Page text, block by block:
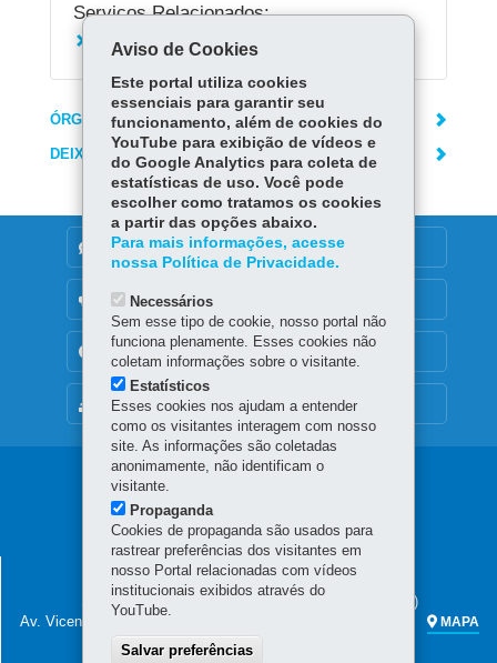
Serviços Relacionados:
Cadastrar usuário da Escola de Gestão
ÓRGÃO RESPONSÁVEL
DEIXE SUA OPINIÃO
MAPA DO SITE
DENUNCIE CORRUPÇÃO
OUVIDORIA
TRANSPARÊNCIA INSTITUCIONAL
Navegação
principal
SECRETARIA DA FAZENDA
Sede administrativa (não há atendimento ao público)
Av. Vicente Machado, 445 - Centro
MAPA
Aviso de Cookies
Este portal utiliza cookies
essenciais para garantir seu
funcionamento, além de cookies do
YouTube para exibição de vídeos e
do Google Analytics para coleta de
estatísticas de uso. Você pode
escolher como tratamos os cookies
a partir das opções abaixo.
Para mais informações, acesse
nossa Política de Privacidade.
Necessários
Sem esse tipo de cookie, nosso portal não
funciona plenamente. Esses cookies não
coletam informações sobre o visitante.
Estatísticos
Esses cookies nos ajudam a entender
como os visitantes interagem com nosso
site. As informações são coletadas
anonimamente, não identificam o
visitante.
Propaganda
Cookies de propaganda são usados para
rastrear preferências dos visitantes em
nosso Portal relacionadas com vídeos
institucionais exibidos através do
YouTube.
Salvar preferências